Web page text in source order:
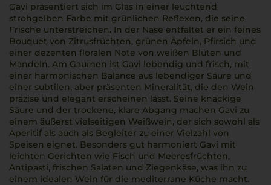
Gavi präsentiert sich im Glas in einer leuchtend
strohgelben Farbe mit grünlichen Reflexen, die seine
Frische unterstreichen. In der Nase entfaltet er ein feines
Bouquet von Zitrusfrüchten, grünen Äpfeln, Pfirsich und
einer dezenten floralen Note von weißen Blüten und
Mandeln. Am Gaumen ist Gavi lebendig und frisch, mit
einer harmonischen Balance aus lebendiger Säure und
einer subtilen, aber präsenten Mineralität, die den Wein
präzise und elegant erscheinen lässt. Seine knackige
Säure und der trockene, klare Abgang machen Gavi zu
einem äußerst vielseitigen Weißwein, der sich sowohl als
Aperitif als auch als Begleiter zu einer Vielzahl von
Speisen eignet. Besonders gut harmoniert Gavi mit
leichten Gerichten wie Fisch und Meeresfrüchten,
Antipasti, frischen Salaten und Ziegenkäse, was ihn zu
einem idealen Wein für die mediterrane Küche macht.